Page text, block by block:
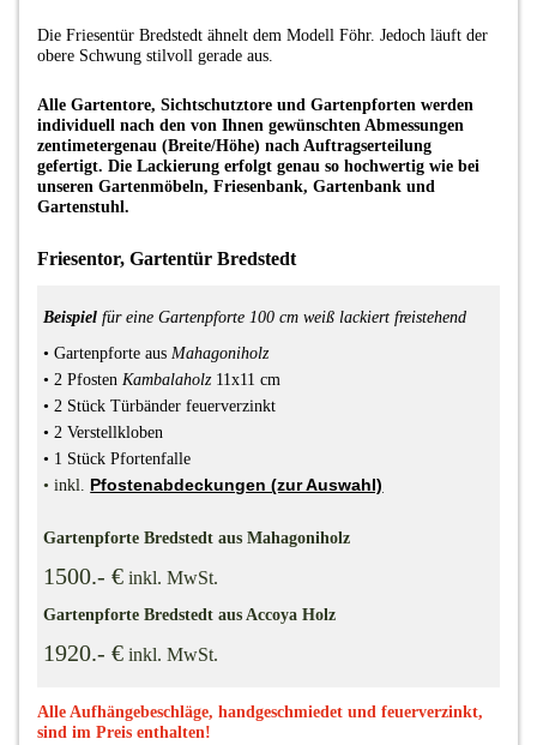
Die Friesentür Bredstedt ähnelt dem Modell Föhr. Jedoch läuft der
obere Schwung stilvoll gerade aus.
Alle Gartentore, Sichtschutztore und Gartenpforten werden
individuell nach den von Ihnen gewünschten Abmessungen
zentimetergenau (Breite/Höhe) nach Auftragserteilung
gefertigt. Die Lackierung erfolgt genau so hochwertig wie bei
unseren Gartenmöbeln, Friesenbank, Gartenbank und
Gartenstuhl.
Friesentor, Gartentür Bredstedt
Beispiel für eine Gartenpforte 100 cm weiß lackiert freistehend
•Gartenpforte aus Mahagoniholz
• 2Pfosten Kambalaholz11x11 cm
• 2 Stück Türbänder feuerverzinkt
• 2 Verstellkloben
• 1 Stück Pfortenfalle
•inkl. Pfostenabdeckungen (zur Auswahl)
Gartenpforte Bredstedt aus Mahagoniholz
1500.- € inkl. MwSt.
Gartenpforte Bredstedt aus Accoya Holz
1920.- € inkl. MwSt.
Alle Aufhängebeschläge, handgeschmiedet und feuerverzinkt,
sind im Preis enthalten!